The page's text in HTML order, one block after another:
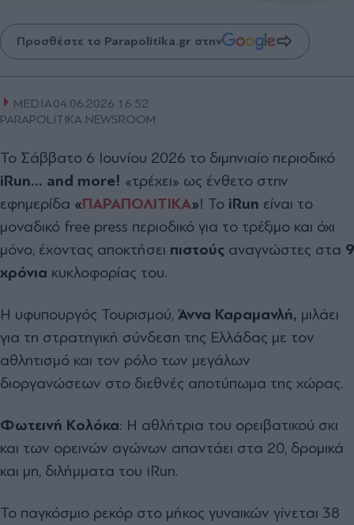
Προσθέστε το Parapolitika.gr στην
MEDIA04.06.2026 16:52
PARAPOLITIKA NEWSROOM
Το Σάββατο 6 Ιουνίου 2026 το διμηνιαίο περιοδικό
iRun… and more! «τρέχει» ως ένθετο στην
εφημερίδα «ΠΑΡΑΠΟΛΙΤΙΚΑ»! Το iRun είναι το
μοναδικό free press περιοδικό για το τρέξιμο και όχι
μόνο, έχοντας αποκτήσει πιστούς αναγνώστες στα 9
χρόνια κυκλοφορίας του.
Η υφυπουργός Τουρισμού, Άννα Καραμανλή, μιλάει
για τη στρατηγική σύνδεση της Ελλάδας με τον
αθλητισμό και τον ρόλο των μεγάλων
διοργανώσεων στο διεθνές αποτύπωμα της χώρας.
Φωτεινή Κολόκα: Η αθλήτρια του ορειβατικού σκι
και των ορεινών αγώνων απαντάει στα 20, δρομικά
και μη, διλήμματα του iRun.
Το παγκόσμιο ρεκόρ στο μήκος γυναικών γίνεται 38